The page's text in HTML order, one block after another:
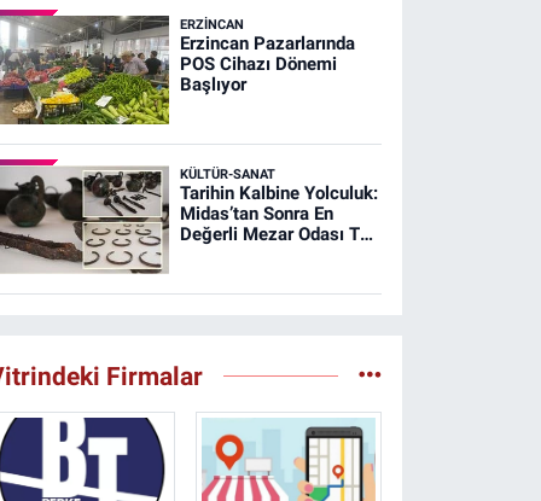
ERZINCAN
Erzincan Pazarlarında
POS Cihazı Dönemi
Başlıyor
KÜLTÜR-SANAT
Tarihin Kalbine Yolculuk:
Midas’tan Sonra En
Değerli Mezar Odası T26
Firmalar